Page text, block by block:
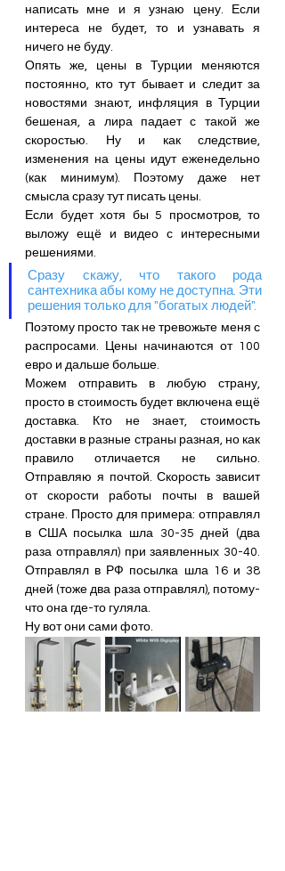
написать мне и я узнаю цену. Если
интереса не будет, то и узнавать я
ничего не буду.
Опять же, цены в Турции меняются
постоянно, кто тут бывает и следит за
новостями знают, инфляция в Турции
бешеная, а лира падает с такой же
скоростью. Ну и как следствие,
изменения на цены идут еженедельно
(как минимум). Поэтому даже нет
смысла сразу тут писать цены.
Если будет хотя бы 5 просмотров, то
выложу ещё и видео с интересными
решениями.
Сразу скажу, что такого рода
сантехника абы кому не доступна. Эти
решения только для "богатых людей".
Поэтому просто так не тревожьте меня с
распросами. Цены начинаются от 100
евро и дальше больше.
Можем отправить в любую страну,
просто в стоимость будет включена ещё
доставка. Кто не знает, стоимость
доставки в разные страны разная, но как
правило отличается не сильно.
Отправляю я почтой. Скорость зависит
от скорости работы почты в вашей
стране. Просто для примера: отправлял
в США посылка шла 30-35 дней (два
раза отправлял) при заявленных 30-40.
Отправлял в РФ посылка шла 16 и 38
дней (тоже два раза отправлял), потому-
что она где-то гуляла.
Ну вот они сами фото.